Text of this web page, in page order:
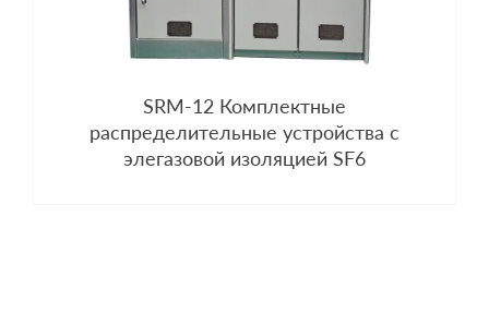
SRM-12 Комплектные
распределительные устройства с
элегазовой изоляцией SF6